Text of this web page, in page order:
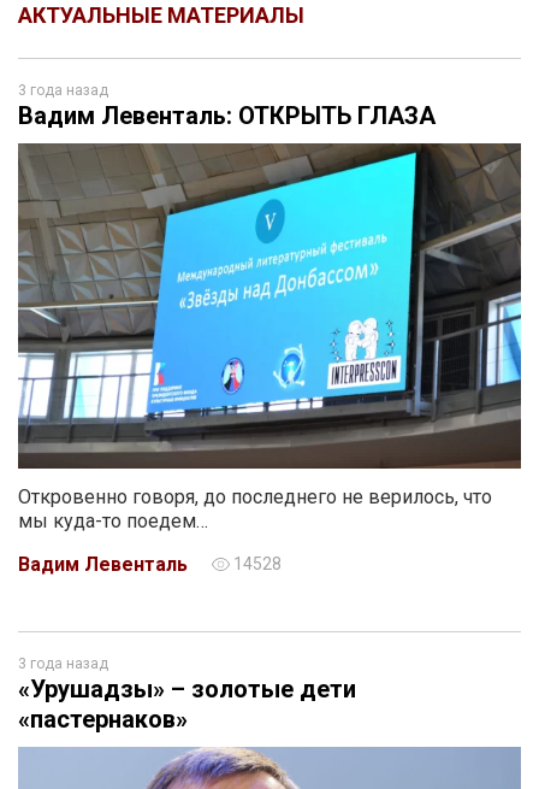
АКТУАЛЬНЫЕ МАТЕРИАЛЫ
3 года назад
Вадим Левенталь: ОТКРЫТЬ ГЛАЗА
Откровенно говоря, до последнего не верилось, что
мы куда-то поедем…
Вадим Левенталь
14528
3 года назад
«Урушадзы» – золотые дети
«пастернаков»